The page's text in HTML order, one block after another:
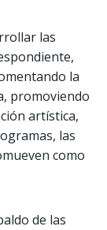
las
la
promoviendo
artística,
las
como
de las